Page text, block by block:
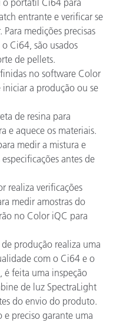
o portátil Ci64 para
entrante e verificar se
medições precisas
Ci64, são usados
de pellets.
no software Color
a produção ou se
de resina para
e aquece os materiais.
medir a mistura e
antes de
realiza verificações
medir amostras do
no Color iQC para
produção realiza uma
com o Ci64 e o
é feita uma inspeção
de luz SpectraLight
do envio do produto.
preciso garante uma